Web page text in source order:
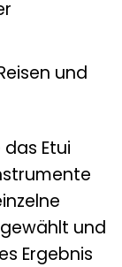
und
das Etui
und
Ergebnis